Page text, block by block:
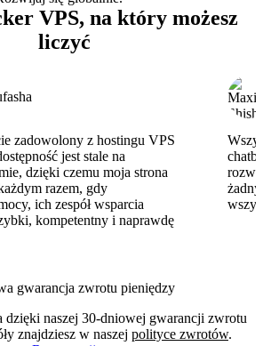
VPS, na który możesz
liczyć
zadowolony z hostingu VPS
jest stale na
dzięki czemu moja strona
razem, gdy
ich zespół wsparcia
kompetentny i naprawdę
gwarancja zwrotu pieniędzy
dzięki naszej 30-dniowej gwarancji zwrotu
znajdziesz w naszej polityce zwrotów.